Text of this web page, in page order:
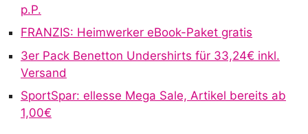
p.P.
FRANZIS: Heimwerker eBook-Paket gratis
3er Pack Benetton Undershirts für 33,24€ inkl.
Versand
SportSpar: ellesse Mega Sale, Artikel bereits ab
1,00€